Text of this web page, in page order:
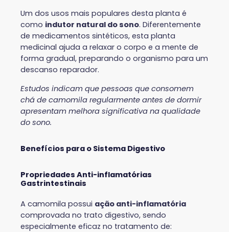
Um dos usos mais populares desta planta é
como indutor natural do sono. Diferentemente
de medicamentos sintéticos, esta planta
medicinal ajuda a relaxar o corpo e a mente de
forma gradual, preparando o organismo para um
descanso reparador.
Estudos indicam que pessoas que consomem
chá de camomila regularmente antes de dormir
apresentam melhora significativa na qualidade
do sono.
Benefícios para o Sistema Digestivo
Propriedades Anti-inflamatórias
Gastrintestinais
A camomila possui ação anti-inflamatória
comprovada no trato digestivo, sendo
especialmente eficaz no tratamento de: